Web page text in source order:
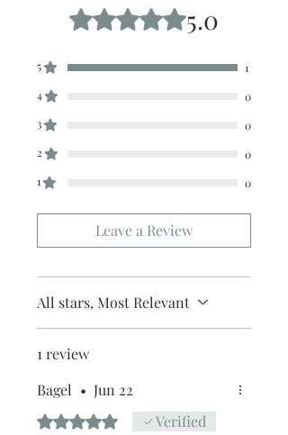
4/ 自取訂單：地址只需要填寫【葵芳
店】。
點。
6/ 送貨訂單：本店只提供營業時間內送
7/ 營業時間：請參考本網站
Rated 5 out of 5 stars.5.0
5
1
4
0
3
0
2
0
1
0
Leave a Review
All stars, Most Relevant
1 review
Bagel • Jun 22
Rated 5 out of 5 stars.Verified